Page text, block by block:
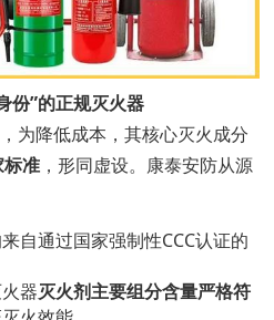
份”的正规灭火器
为降低成本，其核心灭火成分
准 ，形同虚设。康泰安防从源
自通过国家强制性CCC认证的
器灭火剂主要组分含量严格符